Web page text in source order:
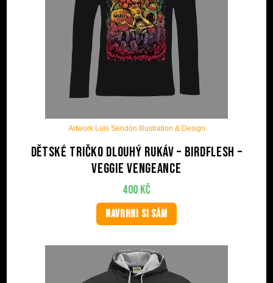
Artwork Luis Sendón Illustration & Design
Dětské tričko dlouhý rukáv – BIRDFLESH –
Veggie Vengeance
400 Kč
NAVRHNI SI SÁM